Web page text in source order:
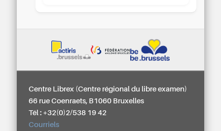
Centre Librex (Centre régional du libre examen)
66 rue Coenraets, B1060 Bruxelles
Tél : +32(0)2/538 19 42
Courriels